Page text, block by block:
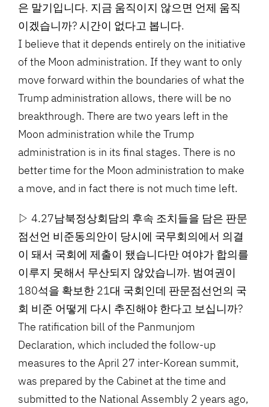
은 말기입니다. 지금 움직이지 않으면 언제 움직
이겠습니까? 시간이 없다고 봅니다.
I believe that it depends entirely on the initiative
of the Moon administration. If they want to only
move forward within the boundaries of what the
Trump administration allows, there will be no
breakthrough. There are two years left in the
Moon administration while the Trump
administration is in its final stages. There is no
better time for the Moon administration to make
a move, and in fact there is not much time left.
▷ 4.27남북정상회담의 후속 조치들을 담은 판문
점선언 비준동의안이 당시에 국무회의에서 의결
이 돼서 국회에 제출이 됐습니다만 여야가 합의를
이루지 못해서 무산되지 않았습니까. 범여권이
180석을 확보한 21대 국회인데 판문점선언의 국
회 비준 어떻게 다시 추진해야 한다고 보십니까?
The ratification bill of the Panmunjom
Declaration, which included the follow-up
measures to the April 27 inter-Korean summit,
was prepared by the Cabinet at the time and
submitted to the National Assembly 2 years ago,